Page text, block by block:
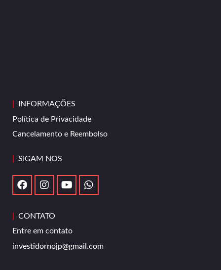
INFORMAÇÕES
Política de Privacidade
Cancelamento e Reembolso
SIGAM NOS
CONTATO
Entre em contato
investidornojp@gmail.com